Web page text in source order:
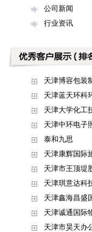
公司新闻
行业资讯
天津博容包装
天津蓝天环科
天津大学化工
天津中环电子
泰和九思
天津康辉国际
天津市王顶堤
天津琪意达科
天津鑫海昌盛
天津诚通国际
天津市昊天办